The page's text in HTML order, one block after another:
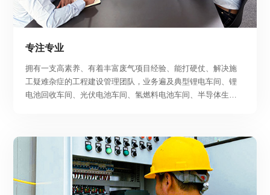
专注专业
拥有一支高素养、有着丰富废气项目经验、能打硬仗、解决施
工疑难杂症的工程建设管理团队，业务遍及典型锂电车间、锂
电池回收车间、光伏电池车间、氢燃料电池车间、半导体生产